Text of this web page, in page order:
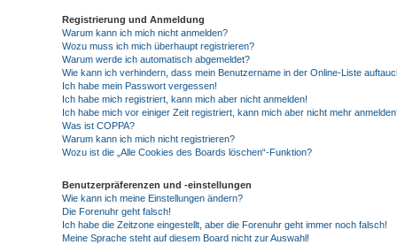
Registrierung und Anmeldung
Warum kann ich mich nicht anmelden?
Wozu muss ich mich überhaupt registrieren?
Warum werde ich automatisch abgemeldet?
Wie kann ich verhindern, dass mein Benutzername in der Online-Liste
Ich habe mein Passwort vergessen!
Ich habe mich registriert, kann mich aber nicht anmelden!
Ich habe mich vor einiger Zeit registriert, kann mich aber nicht mehr
Was ist COPPA?
Warum kann ich mich nicht registrieren?
Wozu ist die „Alle Cookies des Boards löschen“-Funktion?
Benutzerpräferenzen und -einstellungen
Wie kann ich meine Einstellungen ändern?
Die Forenuhr geht falsch!
Ich habe die Zeitzone eingestellt, aber die Forenuhr geht immer noch falsch!
Meine Sprache steht auf diesem Board nicht zur Auswahl!